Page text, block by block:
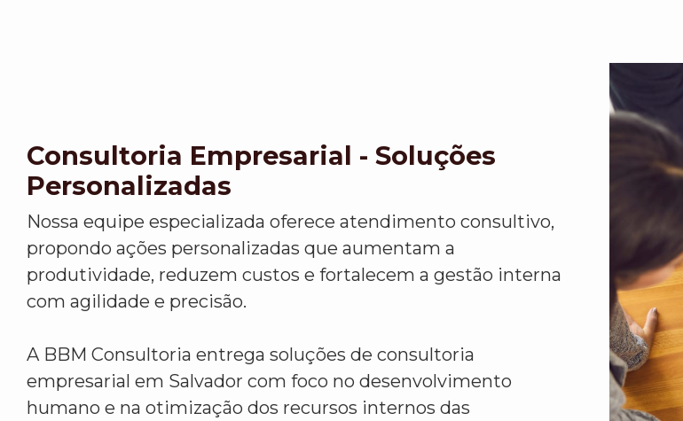
Consultoria Empresarial - Soluções
Personalizadas
Nossa equipe especializada oferece atendimento consultivo,
propondo ações personalizadas que aumentam a
produtividade, reduzem custos e fortalecem a gestão interna
com agilidade e precisão.
A BBM Consultoria entrega soluções de consultoria
empresarial em Salvador com foco no desenvolvimento
humano e na otimização dos recursos internos das